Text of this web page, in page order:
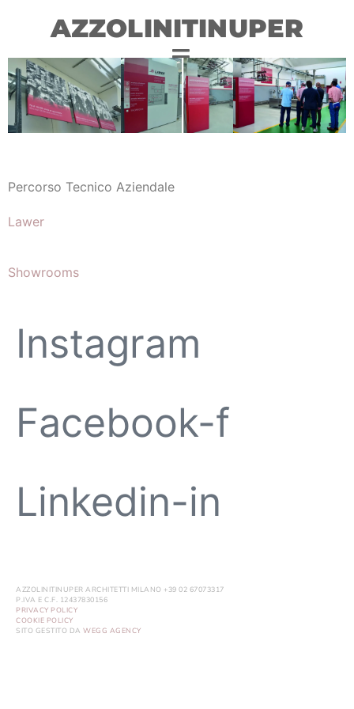
AZZOLINITINUPER
Percorso Tecnico Aziendale
Lawer
Showrooms
Instagram
Facebook-f
Linkedin-in
AZZOLINITINUPER ARCHITETTI MILANO +39 02 67073317
P.IVA E C.F. 12437830156
PRIVACY POLICY
COOKIE POLICY
SITO GESTITO DA WEGG AGENCY